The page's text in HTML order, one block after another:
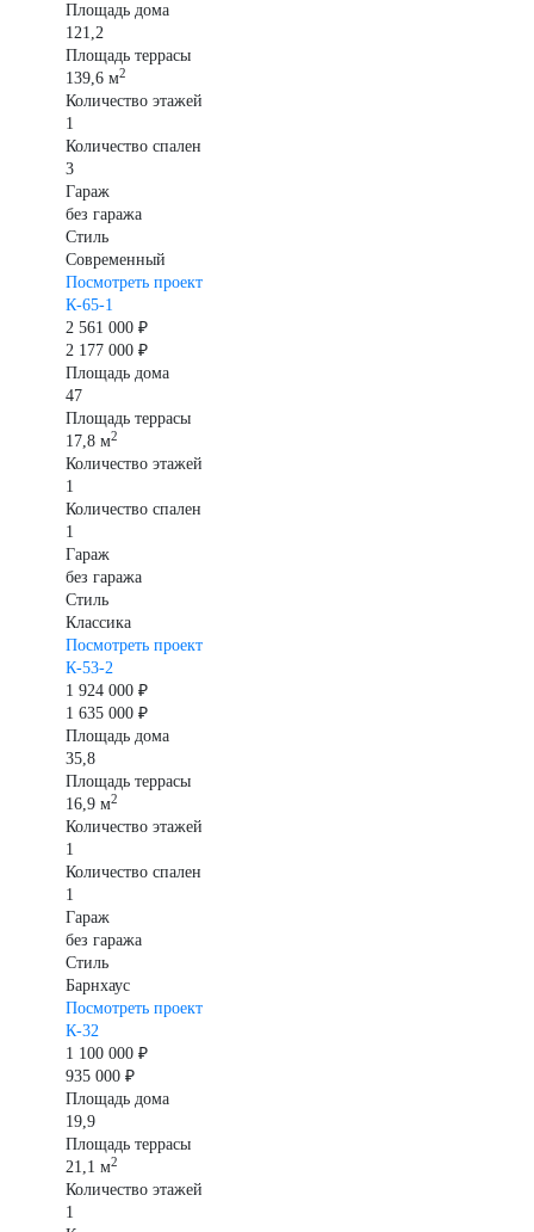
Площадь дома
121,2
Площадь террасы
139,6 м2
Количество этажей
1
Количество спален
3
Гараж
без гаража
Стиль
Современный
Посмотреть проект
К-65-1
2 561 000 ₽
2 177 000 ₽
Площадь дома
47
Площадь террасы
17,8 м2
Количество этажей
1
Количество спален
1
Гараж
без гаража
Стиль
Классика
Посмотреть проект
К-53-2
1 924 000 ₽
1 635 000 ₽
Площадь дома
35,8
Площадь террасы
16,9 м2
Количество этажей
1
Количество спален
1
Гараж
без гаража
Стиль
Барнхаус
Посмотреть проект
К-32
1 100 000 ₽
935 000 ₽
Площадь дома
19,9
Площадь террасы
21,1 м2
Количество этажей
1